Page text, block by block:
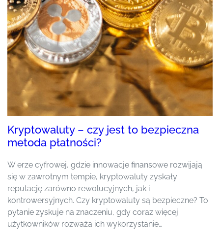
Kryptowaluty – czy jest to bezpieczna
metoda płatności?
W erze cyfrowej, gdzie innowacje finansowe rozwijają
się w zawrotnym tempie, kryptowaluty zyskały
reputację zarówno rewolucyjnych, jak i
kontrowersyjnych. Czy kryptowaluty są bezpieczne? To
pytanie zyskuje na znaczeniu, gdy coraz więcej
użytkowników rozważa ich wykorzystanie…